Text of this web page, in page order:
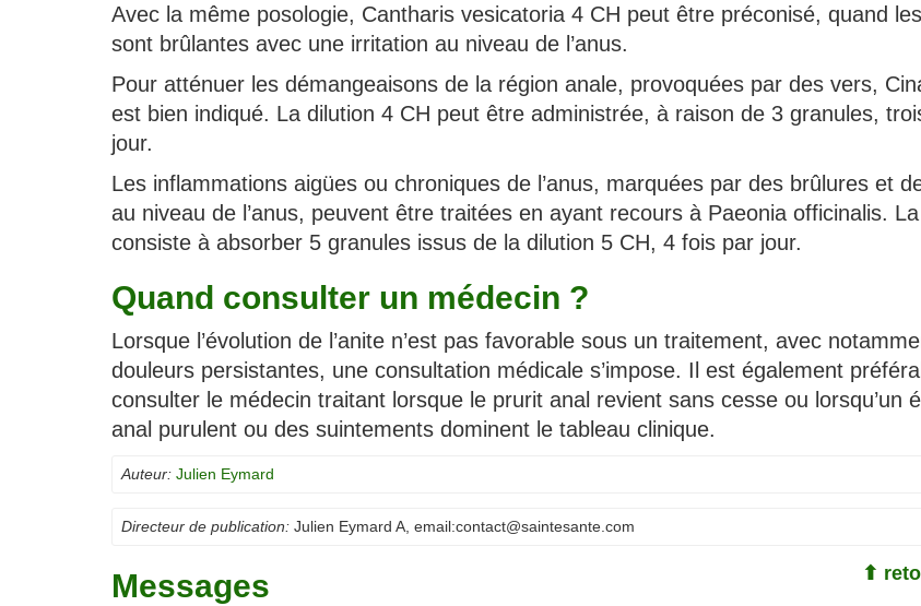
Avec la même posologie, Cantharis vesicatoria 4 CH peut être préconisé, quand
sont brûlantes avec une irritation au niveau de l’anus.
Pour atténuer les démangeaisons de la région anale, provoquées par des vers,
est bien indiqué. La dilution 4 CH peut être administrée, à raison de 3 granules,
jour.
Les inflammations aigües ou chroniques de l’anus, marquées par des brûlures et
au niveau de l’anus, peuvent être traitées en ayant recours à Paeonia officinalis.
consiste à absorber 5 granules issus de la dilution 5 CH, 4 fois par jour.
Quand consulter un médecin ?
Lorsque l’évolution de l’anite n’est pas favorable sous un traitement, avec
douleurs persistantes, une consultation médicale s’impose. Il est également
consulter le médecin traitant lorsque le prurit anal revient sans cesse ou lorsqu’un
anal purulent ou des suintements dominent le tableau clinique.
Auteur: Julien Eymard
Directeur de publication: Julien Eymard A , email:contact@saintesante.com
⬆
Messages